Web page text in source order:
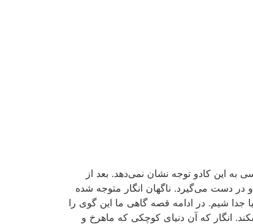
به این کادو توجه نشان نمی‌دهد. بعد از
در دست می‌گیرد. ناگهان انگار متوجه شده
جدا شیم. در ادامه قصه گاهی ما این گوی را
انگار که آن دنیای کوچکی که ماهرخ و